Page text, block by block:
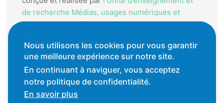
de recherche Médias, usages numériques et
didactique de l’Informatique.
La HEP-VD met cet outil à disposition des
enseignantes et enseignants vaudois pour
favoriser l'échange de ressources pédagogiques.
Conditions générales d'utilisation
Nous utilisons les cookies pour vous garantir
une meilleure expérience sur notre site.
En continuant à naviguer, vous acceptez
notre politique de confidentialité.
En savoir plus